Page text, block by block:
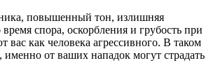
повышенный тон, излишняя
спора, оскорбления и грубость при
вас как человека агрессивного. В таком
именно от ваших нападок могут страдать